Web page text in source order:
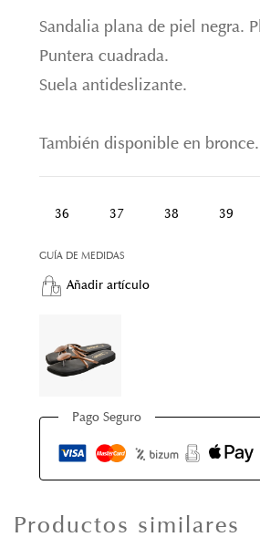
Sandalia plana de piel negra.
Puntera cuadrada.
Suela antideslizante.
También disponible en bronce.
36 37 38 39
GUÍA DE MEDIDAS
Añadir artículo
Pago Seguro
Productos similares